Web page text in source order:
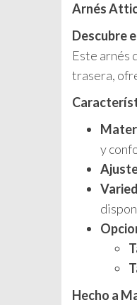
Arnés
Descubre
Este arnés
trasera,
y
Hecho a